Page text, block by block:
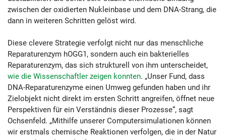
zwischen der oxidierten Nukleinbase und dem DNA-Strang, die
dann in weiteren Schritten gelöst wird.
Diese clevere Strategie verfolgt nicht nur das menschliche
Reparaturenzym hOGG1, sondern auch ein bakterielles
Reparaturenzym, das sich strukturell von ihm unterscheidet,
wie die Wissenschaftler zeigen konnten. „Unser Fund, dass
DNA-Reparaturenzyme einen Umweg gefunden haben und ihr
Zielobjekt nicht direkt im ersten Schritt angreifen, öffnet neue
Perspektiven für ein Verständnis dieser Prozesse“, sagt
Ochsenfeld. „Mithilfe unserer Computersimulationen können
wir erstmals chemische Reaktionen verfolgen, die in der Natur